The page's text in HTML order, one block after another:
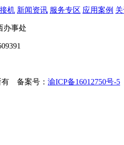
机 新闻资讯 服务专区 应用案例
办事处
备案号： 渝ICP备16012750号-5